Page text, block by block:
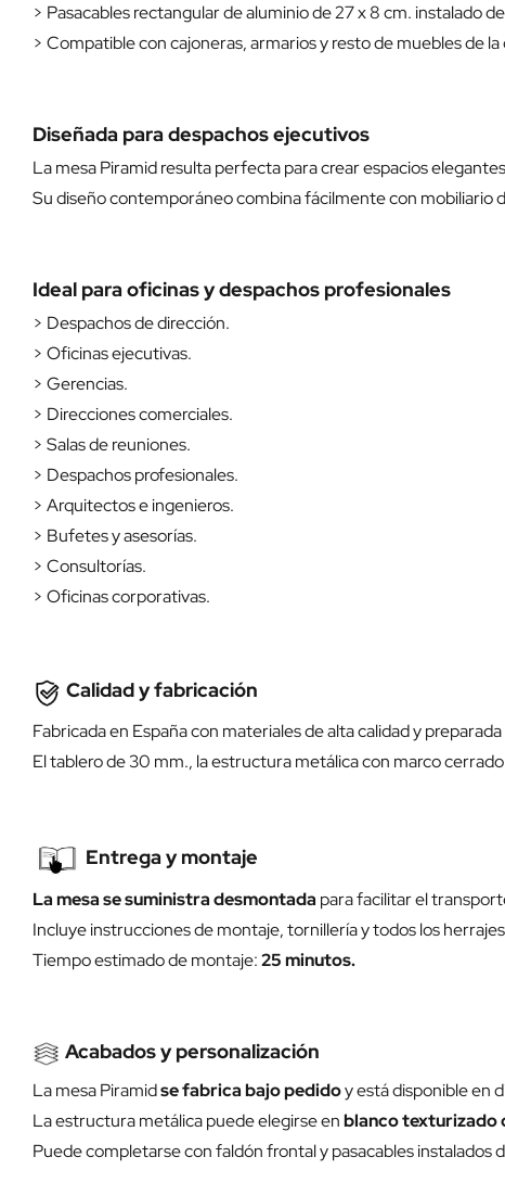
> Pasacables rectangular de aluminio de 27 x 8 cm. instalado
> Compatible con cajoneras, armarios y resto de muebles de
Diseñada para despachos ejecutivos
La mesa Piramid resulta perfecta para crear espacios
Su diseño contemporáneo combina fácilmente con mobiliario
Ideal para oficinas y despachos profesionales
> Despachos de dirección.
> Oficinas ejecutivas.
> Gerencias.
> Direcciones comerciales.
> Salas de reuniones.
> Despachos profesionales.
> Arquitectos e ingenieros.
> Bufetes y asesorías.
> Consultorías.
> Oficinas corporativas.
Calidad y fabricación
Fabricada en España con materiales de alta calidad y
El tablero de 30 mm., la estructura metálica con marco
Entrega y montaje
La mesa se suministra desmontada para facilitar el
Incluye instrucciones de montaje, tornillería y todos los
Tiempo estimado de montaje:25 minutos.
Acabados y personalización
La mesa Piramidse fabrica bajo pedidoy está disponible en
La estructura metálica puede elegirse enblanco texturizado
Puede completarse con faldón frontal y pasacables